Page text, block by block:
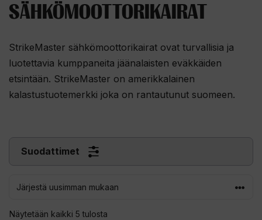
SÄHKÖMOOTTORIKAIRAT
StrikeMaster sähkömoottorikairat ovat turvallisia ja
luotettavia kumppaneita jäänalaisten eväkkäiden
etsintään. StrikeMaster on amerikkalainen
kalastustuotemerkki joka on rantautunut suomeen.
Suodattimet
Näytetään kaikki 5 tulosta